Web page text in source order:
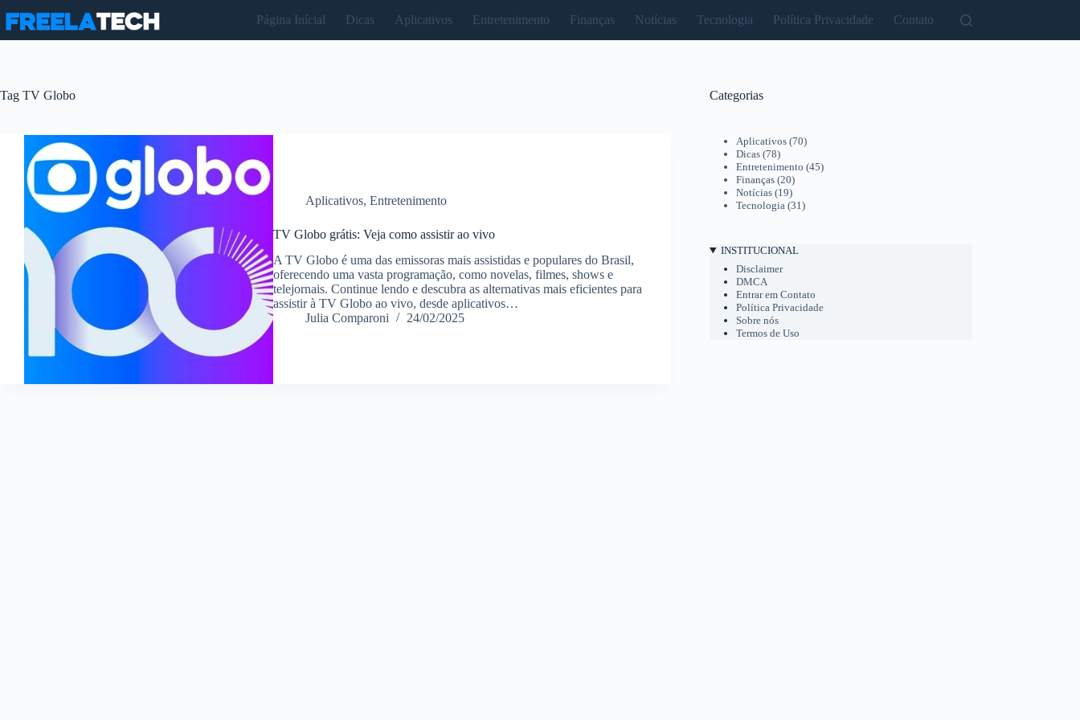
para
Página Inícial Dicas Aplicativos Entretenimento Finanças Notícias Tecnologia Política Privacidade Contato
Tag TV Globo
Aplicativos, Entretenimento
TV Globo grátis: Veja como assistir ao vivo
A TV Globo é uma das emissoras mais assistidas e populares do Brasil,
oferecendo uma vasta programação, como novelas, filmes, shows e
telejornais. Continue lendo e descubra as alternativas mais eficientes para
assistir à TV Globo ao vivo, desde aplicativos…
Julia Comparoni
24/02/2025
Categorias
Aplicativos(70)
Dicas(78)
Entretenimento (45)
Finanças(20)
Notícias(19)
Tecnologia(31)
INSTITUCIONAL
Disclaimer
DMCA
Entrar em Contato
Política Privacidade
Sobre nós
Termos de Uso